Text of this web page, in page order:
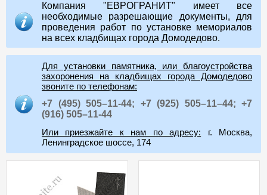
Компания "ЕВРОГРАНИТ" имеет все
необходимые разрешающие документы, для
проведения работ по установке мемориалов
на всех кладбищах города Домодедово.
Для установки памятника, или благоустройства
захоронения на кладбищах города Домодедово
звоните по телефонам:
+7 (495) 505–11-44;
+7 (925) 505–11–44; +7
(916) 505–11-44
Или приезжайте к нам по адресу: г. Москва,
Ленинградское шоссе, 174